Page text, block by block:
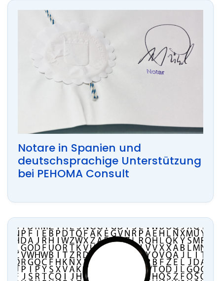
Notare in Spanien und
deutschsprachige Unterstützung
bei PEHOMA Consult